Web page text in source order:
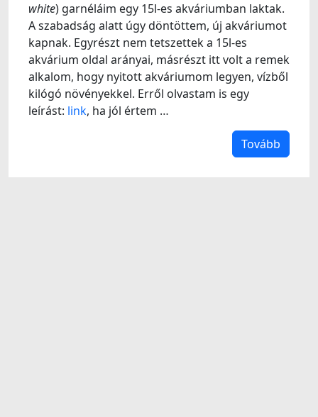
white) garnéláim egy 15l-es akváriumban laktak.
A szabadság alatt úgy döntöttem, új akváriumot
kapnak. Egyrészt nem tetszettek a 15l-es
akvárium oldal arányai, másrészt itt volt a remek
alkalom, hogy nyitott akváriumom legyen, vízből
kilógó növényekkel. Erről olvastam is egy
leírást: link, ha jól értem …
Tovább